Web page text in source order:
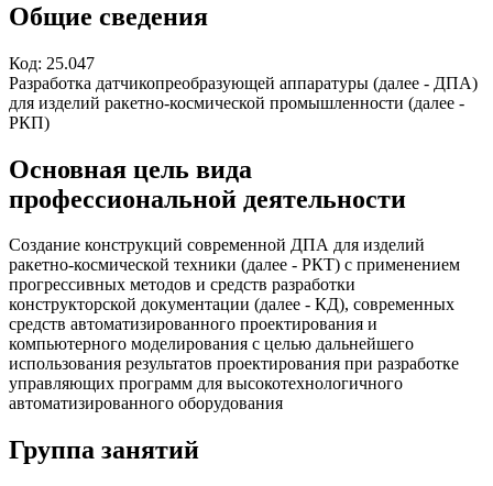
Общие сведения
Код: 25.047
Разработка датчикопреобразующей аппаратуры (далее - ДПА)
для изделий ракетно-космической промышленности (далее -
РКП)
Основная цель вида
профессиональной деятельности
Создание конструкций современной ДПА для изделий
ракетно-космической техники (далее - РКТ) с применением
прогрессивных методов и средств разработки
конструкторской документации (далее - КД), современных
средств автоматизированного проектирования и
компьютерного моделирования с целью дальнейшего
использования результатов проектирования при разработке
управляющих программ для высокотехнологичного
автоматизированного оборудования
Группа занятий